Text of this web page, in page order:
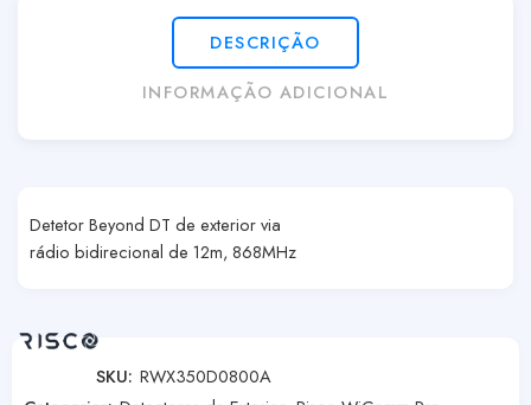
DESCRIÇÃO
INFORMAÇÃO ADICIONAL
Detetor Beyond DT de exterior via
rádio bidirecional de 12m, 868MHz
SKU: RWX350D0800A